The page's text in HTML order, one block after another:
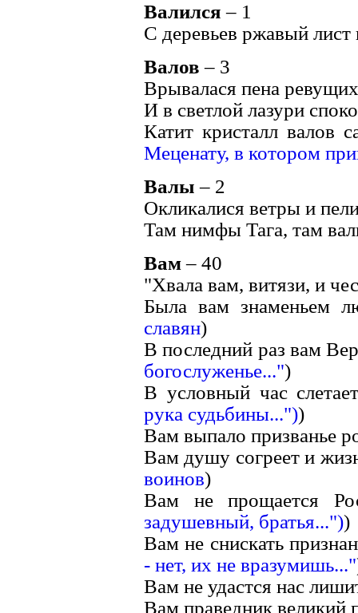
Валился – 1
С деревьев ржавый лист
Валов – 3
Врывалася пена
И в светлой лазури
Катит кристалл валов
Меценату, в котором
Валы – 2
Окликалися ветры и
Там нимфы Тага, там
Вам– 40
"Хвала вам, витязи, и
Была вам знаменьем
славян)
В последний раз вам
богослуженье...")
В условный час
рука судьбины..."))
Вам выпало призванье
Вам душу согреет и
воинов)
Вам не прощается
задушевный, братья..."))
Вам не снискать
- нет, их не вразумишь..."
Вам не удастся нас
Вам праведник великий